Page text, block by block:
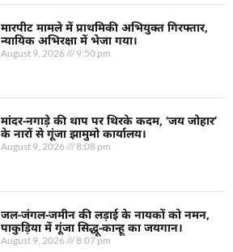
मारपीट मामले में प्राथमिकी अभियुक्त गिरफ्तार,
न्यायिक अभिरक्षा में भेजा गया।
August 9, 2026 9:50 pm
मांदर-नगाड़े की थाप पर थिरके कदम, ‘जय जोहार’
के नारों से गूंजा झामुमो कार्यालय।
August 9, 2026 8:08 pm
जल-जंगल-जमीन की लड़ाई के नायकों को नमन,
पाकुड़िया में गूंजा सिद्धू-कान्हू का जयगान।
August 9, 2026 8:07 pm